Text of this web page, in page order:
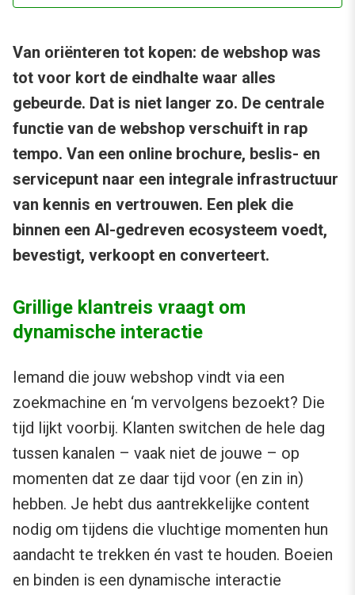
Van oriënteren tot kopen: de webshop was
tot voor kort de eindhalte waar alles
gebeurde. Dat is niet langer zo. De centrale
functie van de webshop verschuift in rap
tempo. Van een online brochure, beslis- en
servicepunt naar een integrale infrastructuur
van kennis en vertrouwen. Een plek die
binnen een AI-gedreven ecosysteem voedt,
bevestigt, verkoopt en converteert.
Grillige klantreis vraagt om
dynamische interactie
Iemand die jouw webshop vindt via een
zoekmachine en ‘m vervolgens bezoekt? Die
tijd lijkt voorbij. Klanten switchen de hele dag
tussen kanalen – vaak niet de jouwe – op
momenten dat ze daar tijd voor (en zin in)
hebben. Je hebt dus aantrekkelijke content
nodig om tijdens die vluchtige momenten hun
aandacht te trekken én vast te houden. Boeien
en binden is een dynamische interactie